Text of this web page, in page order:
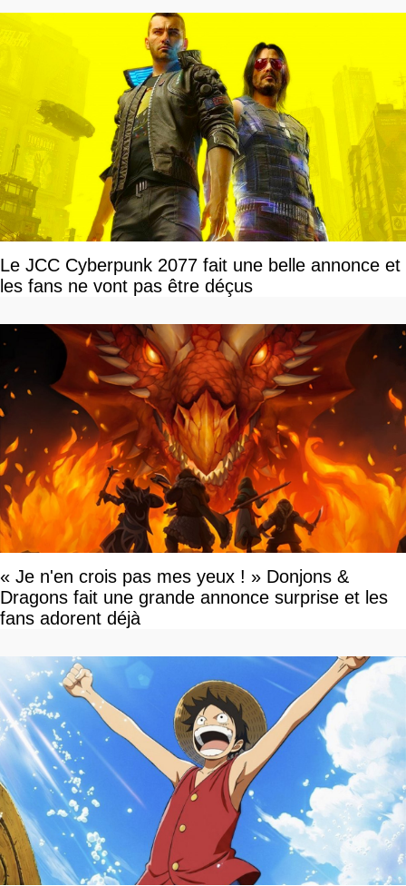
Le JCC Cyberpunk 2077 fait une belle annonce et
les fans ne vont pas être déçus
« Je n'en crois pas mes yeux ! » Donjons &
Dragons fait une grande annonce surprise et les
fans adorent déjà